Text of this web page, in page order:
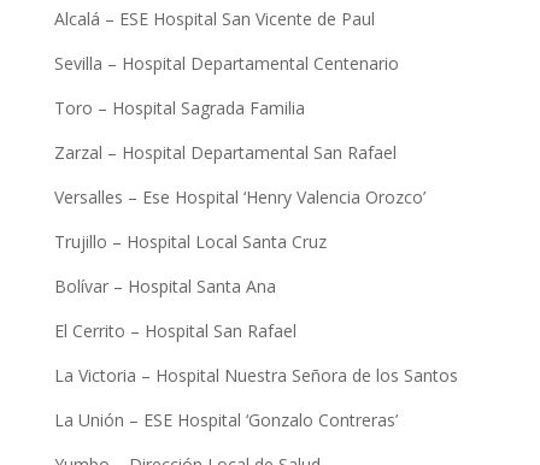
Alcalá – ESE Hospital San Vicente de Paul
Sevilla – Hospital Departamental Centenario
Toro – Hospital Sagrada Familia
Zarzal – Hospital Departamental San Rafael
Versalles – Ese Hospital ‘Henry Valencia Orozco’
Trujillo – Hospital Local Santa Cruz
Bolívar – Hospital Santa Ana
El Cerrito – Hospital San Rafael
La Victoria – Hospital Nuestra Señora de los Santos
La Unión – ESE Hospital ‘Gonzalo Contreras’